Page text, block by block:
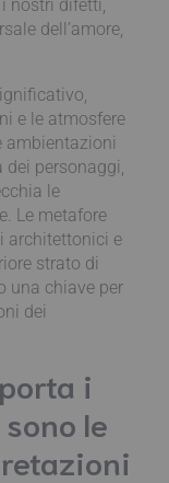
nostri difetti,
dell’amore,
e le atmosfere
ambientazioni
personaggi,
le
Le metafore
architettonici e
strato di
una chiave per
dei
i
le